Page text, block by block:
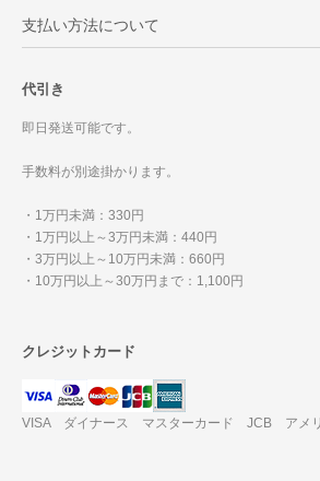
支払い方法について
代引き
即日発送可能です。
手数料が別途掛かります。
・1万円未満：330円
・1万円以上～3万円未満：440円
・3万円以上～10万円未満：660円
・10万円以上～30万円まで：1,100円
クレジットカード
VISA ダイナース マスターカード JCB アメリ